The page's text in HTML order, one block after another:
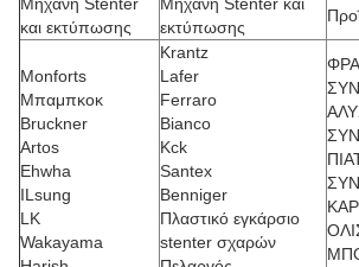
και εκτύπωσης
εκτύπωσης
Monforts
Μπαμπκοκ
Bruckner
Artos
Ehwha
ILsung
LK
Wakayama
Krantz
Lafer
Ferraro
Bianco
Kck
Santex
Benniger
Πλαστικό εγκάρσιο
stenter σχαρών